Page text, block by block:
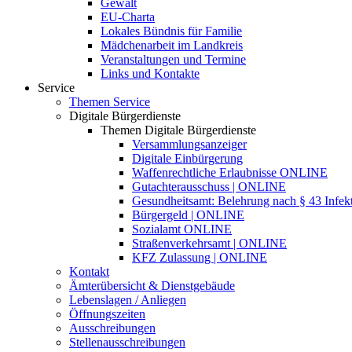
EU-Charta
Lokales Bündnis für Familie
Mädchenarbeit im Landkreis
Veranstaltungen und Termine
Links und Kontakte
Service
Themen Service
Digitale Bürgerdienste
Themen Digitale Bürgerdienste
Versammlungsanzeiger
Digitale Einbürgerung
Waffenrechtliche Erlaubnisse ONLINE
Gutachterausschuss | ONLINE
Gesundheitsamt: Belehrung nach § 43
Bürgergeld | ONLINE
Sozialamt ONLINE
Straßenverkehrsamt | ONLINE
KFZ Zulassung | ONLINE
Kontakt
Ämterübersicht & Dienstgebäude
Lebenslagen / Anliegen
Öffnungszeiten
Ausschreibungen
Stellenausschreibungen